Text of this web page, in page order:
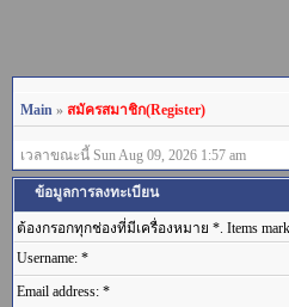
Main » สมัครสมาชิก(Register)
เวลาขณะนี้ Sun Aug 09, 2026 1:57 am
ข้อมูลการลงทะเบียน
ต้องกรอกทุกช่องที่มีเครื่องหมาย *. Items
Username: *
Email address: *